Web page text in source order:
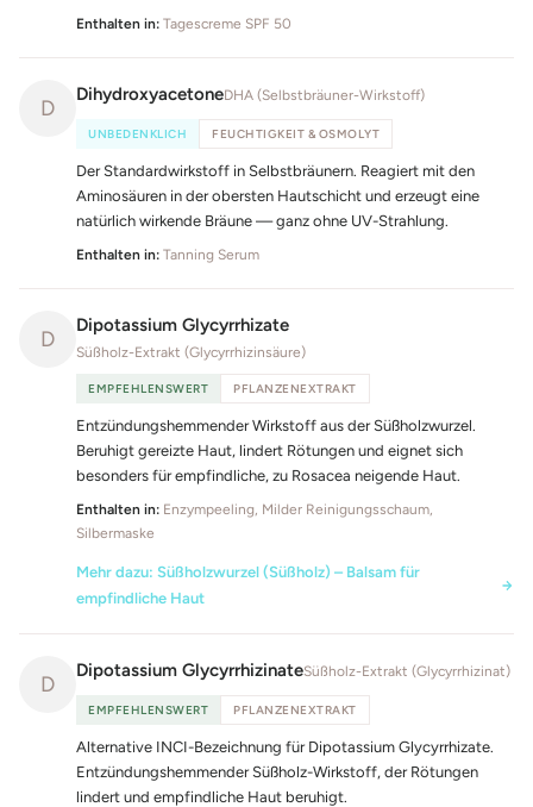
Enthalten in: Tagescreme SPF 50
D
DihydroxyacetoneDHA (Selbstbräuner-Wirkstoff)
UNBEDENKLICH FEUCHTIGKEIT & OSMOLYT
Der Standardwirkstoff in Selbstbräunern. Reagiert mit den
Aminosäuren in der obersten Hautschicht und erzeugt eine
natürlich wirkende Bräune — ganz ohne UV-Strahlung.
Enthalten in: Tanning Serum
D
Dipotassium Glycyrrhizate
Süßholz-Extrakt (Glycyrrhizinsäure)
EMPFEHLENSWERT PFLANZENEXTRAKT
Entzündungshemmender Wirkstoff aus der Süßholzwurzel.
Beruhigt gereizte Haut, lindert Rötungen und eignet sich
besonders für empfindliche, zu Rosacea neigende Haut.
Enthalten in: Enzympeeling, Milder Reinigungsschaum,
Silbermaske
Mehr dazu: Süßholzwurzel (Süßholz) – Balsam für
empfindliche Haut
D
Dipotassium GlycyrrhizinateSüßholz-Extrakt (Glycyrrhizinat)
EMPFEHLENSWERT PFLANZENEXTRAKT
Alternative INCI-Bezeichnung für Dipotassium Glycyrrhizate.
Entzündungshemmender Süßholz-Wirkstoff, der Rötungen
lindert und empfindliche Haut beruhigt.